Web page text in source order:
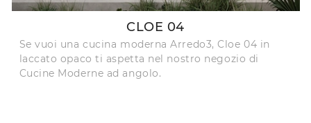
CLOE 04
Se vuoi una cucina moderna Arredo3, Cloe 04 in
laccato opaco ti aspetta nel nostro negozio di
Cucine Moderne ad angolo.